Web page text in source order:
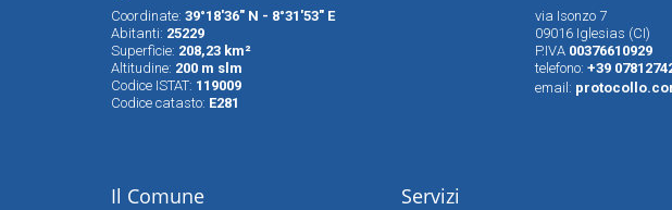
Coordinate: 39°18'36" N - 8°31'53" E
Abitanti: 25229
Superfìcie: 208,23 km²
Altitudine: 200 m slm
Codice ISTAT: 119009
Codice catasto: E281
via Isonzo 7
09016 Iglesias (CI)
P.IVA 00376610929
telefono: +39
email:
Il Comune Servizi